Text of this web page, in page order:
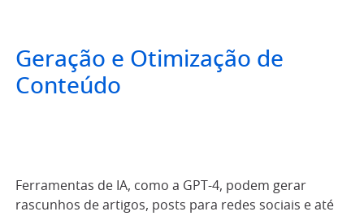
Geração e Otimização de
Conteúdo
Ferramentas de IA, como a GPT-4, podem gerar
rascunhos de artigos, posts para redes sociais e até